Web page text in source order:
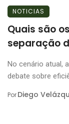
NOTICIAS
Quais são
separação
No cenário atual,
debate sobre
PorDiego